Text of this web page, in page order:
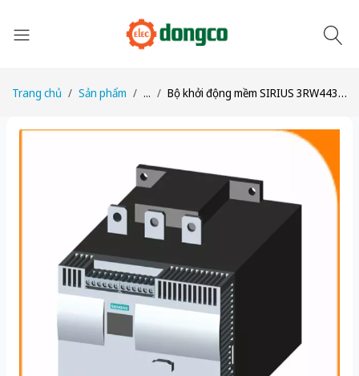
Trang chủ Sản phẩm ... Bộ khởi động mềm SIRIUS 3RW4435-2BC46 690V, 132kW - Nâng cấp lên 3RW5535-2HA16